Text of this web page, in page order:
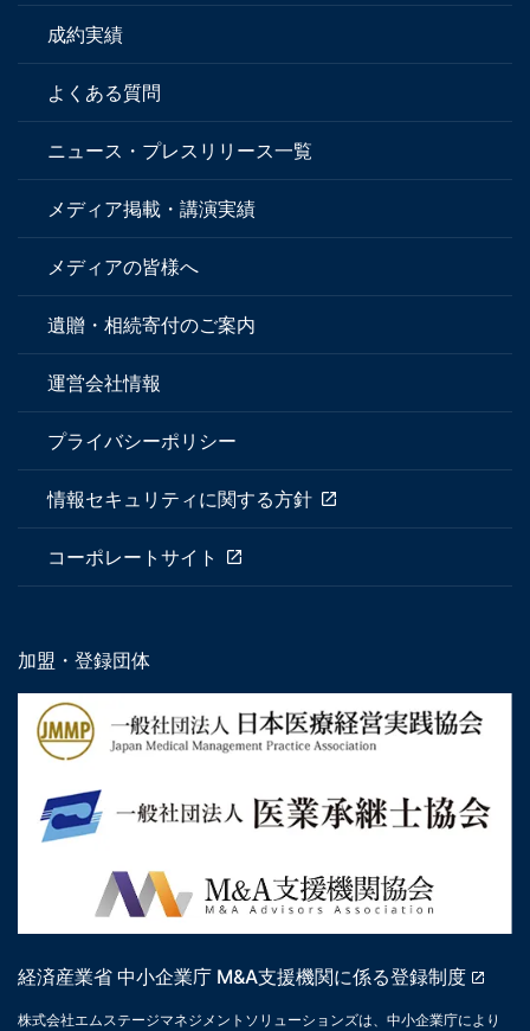
成約実績
よくある質問
ニュース・プレスリリース一覧
メディア掲載・講演実績
メディアの皆様へ
遺贈・相続寄付のご案内
運営会社情報
プライバシーポリシー
情報セキュリティに関する方針
コーポレートサイト
加盟・登録団体
経済産業省 中小企業庁 M&A支援機関に係る登録制度
株式会社エムステージマネジメントソリューションズは、中小企業庁により